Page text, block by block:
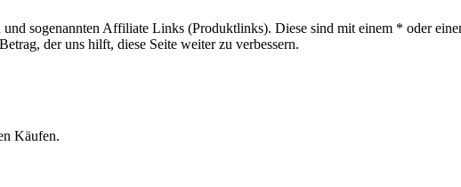
und sogenannten Affiliate Links (Produktlinks). Diese sind mit einem * oder
der uns hilft, diese Seite weiter zu verbessern.
Käufen.